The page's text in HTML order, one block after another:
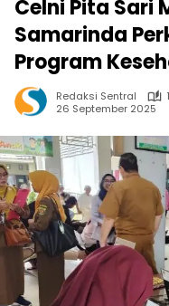
Celni Pita Sari
Samarinda
Program
Redaksi Sentral
26 September 2025